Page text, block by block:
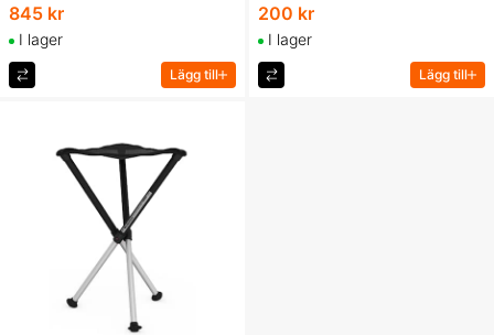
845 kr
I lager
Lägg till
200 kr
I lager
Lägg till